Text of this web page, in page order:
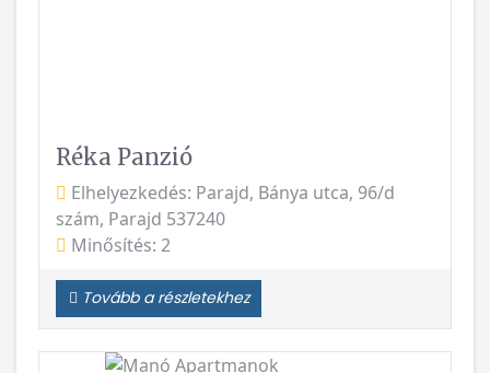
Réka Panzió
Elhelyezkedés: Parajd, Bánya utca, 96/d
szám, Parajd 537240
Minősítés: 2
Tovább a részletekhez